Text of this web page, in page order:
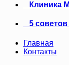
Клиника
5
Главная
Контакты